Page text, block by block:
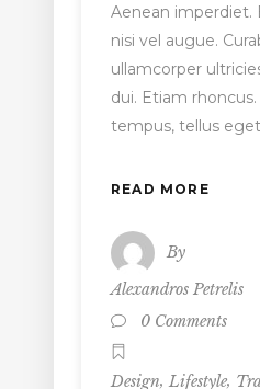
Aenean imperdiet.
nisi vel augue.
ullamcorper
dui. Etiam
tempus, tellus
READ MORE
By
Alexandros Petrelis
0 Comments
Design, Lifestyle,